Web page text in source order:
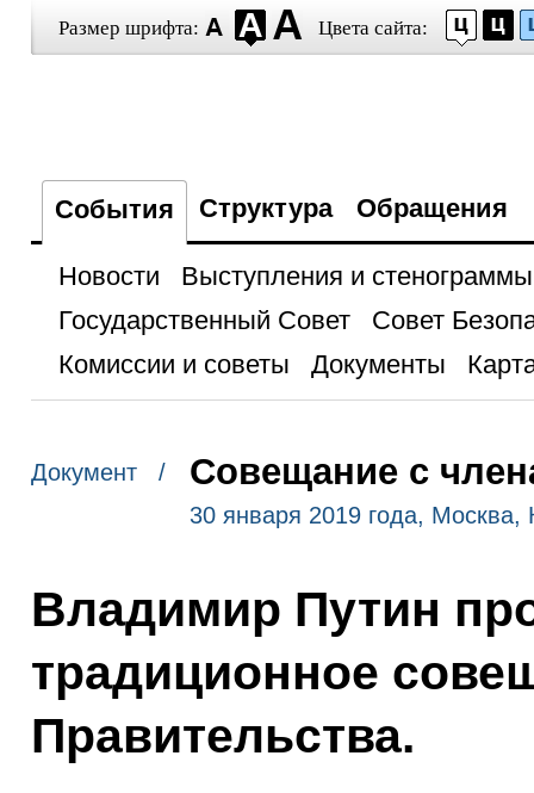
Размер шрифта: Цвета сайта:
События Структура Обращения
Новости
Выступления и стенограммы
Государственный Совет
Совет
Комиссии и советы
Документы
Документ / Совещание с
30 января 2019 года, Москва,
Владимир Путин
традиционное
Правительства.